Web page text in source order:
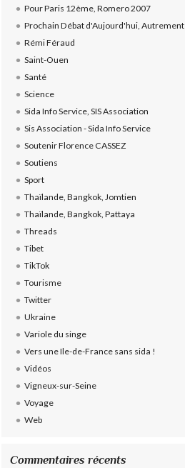
Pour Paris 12ème, Romero 2007
Prochain Débat d'Aujourd'hui, Autrement
Rémi Féraud
Saint-Ouen
Santé
Science
Sida Info Service, SIS Association
Sis Association - Sida Info Service
Soutenir Florence CASSEZ
Soutiens
Sport
Thaïlande, Bangkok, Jomtien
Thaïlande, Bangkok, Pattaya
Threads
Tibet
TikTok
Tourisme
Twitter
Ukraine
Variole du singe
Vers une Ile-de-France sans sida !
Vidéos
Vigneux-sur-Seine
Voyage
Web
Commentaires récents